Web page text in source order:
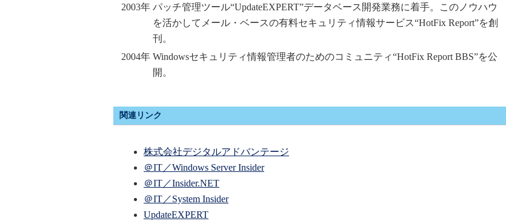
2003年 パッチ管理ツール“UpdateEXPERT”データベース開発業務に着手。このノウハウ
を活かしてメール・ベースの有料セキュリティ情報サービス“HotFix Report”を創
刊。
2004年 Windowsセキュリティ情報管理者のためのコミュニティ“HotFix Report BBS”を公
開。
関連リンク
株式会社デジタルアドバンテージ
＠IT／Windows Server Insider
＠IT／Insider.NET
＠IT／System Insider
UpdateEXPERT